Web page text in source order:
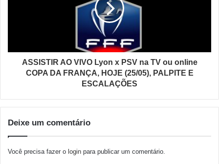
ASSISTIR AO VIVO Lyon x PSV na TV ou online
COPA DA FRANÇA, HOJE (25/05), PALPITE E
ESCALAÇÕES
Deixe um comentário
Você precisa fazer o login para publicar um comentário.